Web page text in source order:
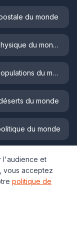
du monde
Carte physique du monde
Carte populations du monde
du monde
du monde
l'audience et
vous acceptez
politique de